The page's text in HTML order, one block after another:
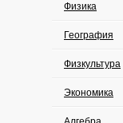
Физика
География
Физкультура
Экономика